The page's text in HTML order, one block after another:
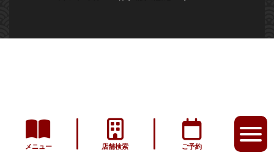
メニュー 店舗検索 ご予約